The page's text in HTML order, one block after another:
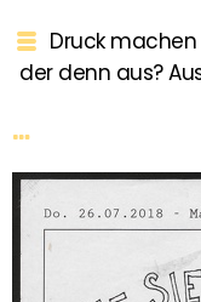
Druck machen
der denn aus?